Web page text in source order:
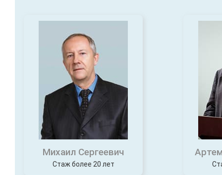
Михаил Сергеевич
Стаж более 20 лет